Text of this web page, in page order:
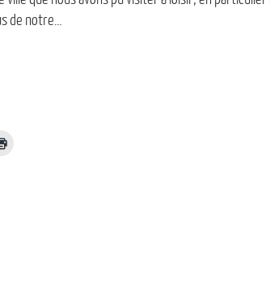
de notre…